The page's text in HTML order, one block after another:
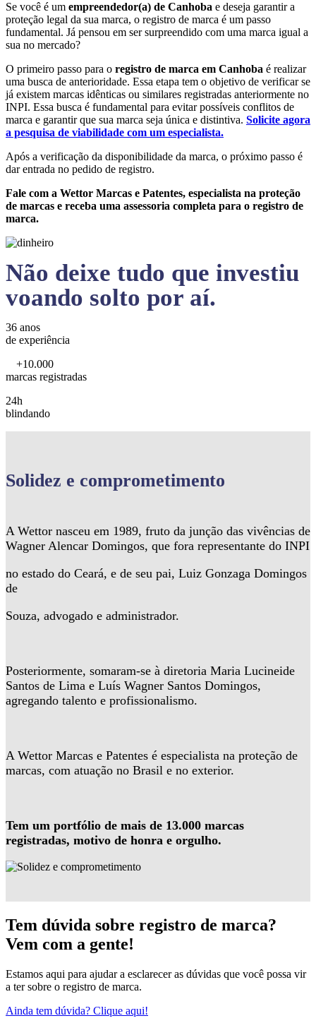
Se você é um empreendedor(a) de Canhoba e deseja garantir a
proteção legal da sua marca, o registro de marca é um passo
fundamental. Já pensou em ser surpreendido com uma marca igual a
sua no mercado?
O primeiro passo para o registro de marca em Canhoba é realizar
uma busca de anterioridade. Essa etapa tem o objetivo de verificar se
já existem marcas idênticas ou similares registradas anteriormente no
INPI. Essa busca é fundamental para evitar possíveis conflitos de
marca e garantir que sua marca seja única e distintiva. Solicite agora
a pesquisa de viabilidade com um especialista.
Após a verificação da disponibilidade da marca, o próximo passo é
dar entrada no pedido de registro.
Fale com a Wettor Marcas e Patentes, especialista na proteção
de marcas e receba uma assessoria completa para o registro de
marca.
Não deixe tudo que investiu
voando solto por aí.
36 anos
de experiência
+10.000
marcas registradas
24h
blindando
Solidez e comprometimento
A Wettor nasceu em 1989, fruto da junção das vivências de
Wagner Alencar Domingos, que fora representante do INPI
no estado do Ceará, e de seu pai, Luiz Gonzaga Domingos
de
Souza, advogado e administrador.
Posteriormente, somaram-se à diretoria Maria Lucineide
Santos de Lima e Luís Wagner Santos Domingos,
agregando talento e profissionalismo.
A Wettor Marcas e Patentes é especialista na proteção de
marcas, com atuação no Brasil e no exterior.
Tem um portfólio de mais de 13.000 marcas
registradas, motivo de honra e orgulho.
Tem dúvida sobre registro de marca?
Vem com a gente!
Estamos aqui para ajudar a esclarecer as dúvidas que você possa vir
a ter sobre o registro de marca.
Ainda tem dúvida? Clique aqui!